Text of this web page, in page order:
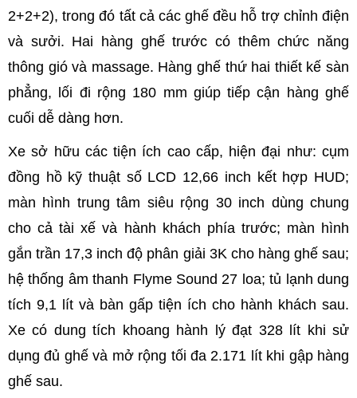
2+2+2), trong đó tất cả các ghế đều hỗ trợ chỉnh điện
và sưởi. Hai hàng ghế trước có thêm chức năng
thông gió và massage. Hàng ghế thứ hai thiết kế sàn
phẳng, lối đi rộng 180 mm giúp tiếp cận hàng ghế
cuối dễ dàng hơn.
Xe sở hữu các tiện ích cao cấp, hiện đại như: cụm
đồng hồ kỹ thuật số LCD 12,66 inch kết hợp HUD;
màn hình trung tâm siêu rộng 30 inch dùng chung
cho cả tài xế và hành khách phía trước; màn hình
gắn trần 17,3 inch độ phân giải 3K cho hàng ghế sau;
hệ thống âm thanh Flyme Sound 27 loa; tủ lạnh dung
tích 9,1 lít và bàn gấp tiện ích cho hành khách sau.
Xe có dung tích khoang hành lý đạt 328 lít khi sử
dụng đủ ghế và mở rộng tối đa 2.171 lít khi gập hàng
ghế sau.